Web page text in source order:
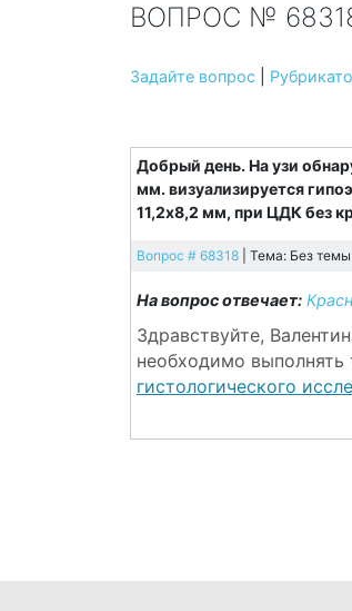
ВОПРОС №
Задайте вопрос
Добрый день. На узи
мм. визуализируется
11,2х8,2 мм, при ЦДК без
Вопрос # 68318 | Тема: Без темы
На вопрос отвечает:
Здравствуйте,
необходимо выполнять
гистологического